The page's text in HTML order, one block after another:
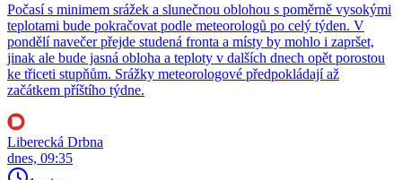
Počasí s minimem srážek a slunečnou oblohou s poměrně vysokými
teplotami bude pokračovat podle meteorologů po celý týden. V
pondělí navečer přejde studená fronta a místy by mohlo i zapršet,
jinak ale bude jasná obloha a teploty v dalších dnech opět porostou
ke třiceti stupňům. Srážky meteorologové předpokládají až
začátkem příštího týdne.
Liberecká Drbna
dnes, 09:35